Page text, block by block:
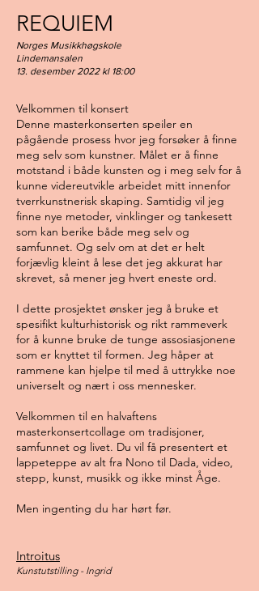
REQUIEM
Norges Musikkhøgskole
Lindemansalen
13. desember 2022 kl 18:00
Velkommen til konsert
Denne masterkonserten speiler en
pågående prosess hvor jeg forsøker å finne
meg selv som kunstner. Målet er å finne
motstand i både kunsten og i meg selv for å
kunne videreutvikle arbeidet mitt innenfor
tverrkunstnerisk skaping. Samtidig vil jeg
finne nye metoder, vinklinger og tankesett
som kan berike både meg selv og
samfunnet. Og selv om at det er helt
forjævlig kleint å lese det jeg akkurat har
skrevet, så mener jeg hvert eneste ord.
I dette prosjektet ønsker jeg å bruke et
spesifikt kulturhistorisk og rikt rammeverk
for å kunne bruke de tunge assosiasjonene
som er knyttet til formen. Jeg håper at
rammene kan hjelpe til med å uttrykke noe
universelt og nært i oss mennesker.
Velkommen til en halvaftens
masterkonsertcollage om tradisjoner,
samfunnet og livet. Du vil få presentert et
lappeteppe av alt fra Nono til Dada, video,
stepp, kunst, musikk og ikke minst Åge.
Men ingenting du har hørt før.
Introitus
Kunstutstilling - Ingrid